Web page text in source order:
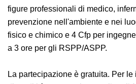
emergenti e di strettissima
1.5 crediti Ecm per le figure
infermiere, tecnico della
nei luoghi di lavoro, biologo,
RSPP/ASPP.